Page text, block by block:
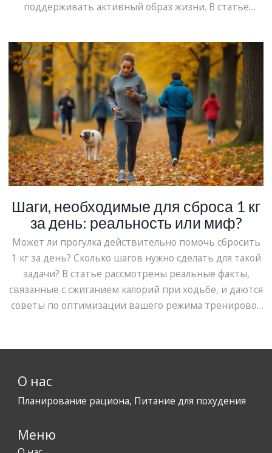
поддерживать активный образ жизни. В статье
такое количество шагов, и какие факторы на это
влияют. Также будет обсуждаться, как шаги
способствуют контролю веса и улучшению
физической формы. Вдобавок, рассмотрим полезные
советы по увеличению количества шагов в
повседневной жизни.
Шаги, необходимые для сброса 1 кг
за день: реальность или миф?
Может ли прогулка действительно помочь сбросить
1 кг за день? Сколько шагов нужно сделать для такой
задачи? В статье рассмотрены реальные факты,
связанные с сжиганием калорий при ходьбе, и даются
советы по оптимизации вашего режима тренировок
О нас
Планирование рациона, Питание для похудения
Меню